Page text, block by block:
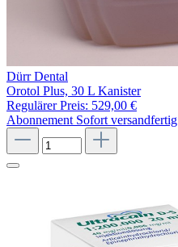
Dürr Dental
Orotol Plus, 30 L Kanister
Regulärer Preis: 529,00 €
Abonnement Sofort versandfertig